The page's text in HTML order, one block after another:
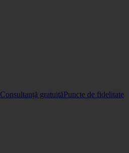
Consultanță gratuităPuncte de fidelitate